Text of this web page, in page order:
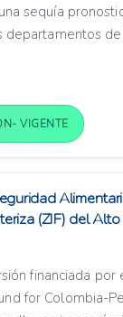
sequía
de
VIGENTE
(ZIF) del
financiada
for Colombia-